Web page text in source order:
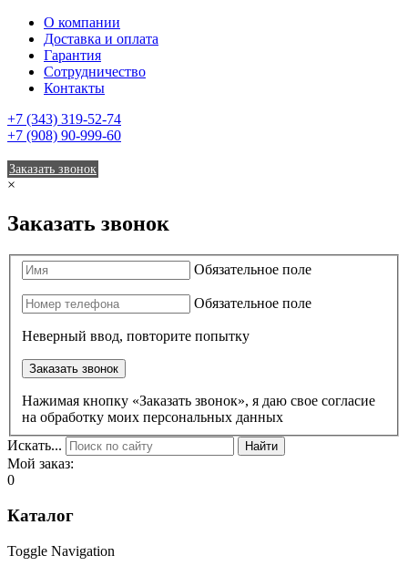
О компании
Доставка и оплата
Гарантия
Сотрудничество
Контакты
+7 (343) 319-52-74
+7 (908) 90-999-60
Заказать звонок
×
Заказать звонок
Обязательное поле
Обязательное поле
Неверный ввод, повторите попытку
Заказать звонок
Нажимая кнопку «Заказать звонок», я даю свое согласие
на обработку моих персональных данных
Искать...
Найти
Мой заказ:
0
Каталог
Toggle Navigation